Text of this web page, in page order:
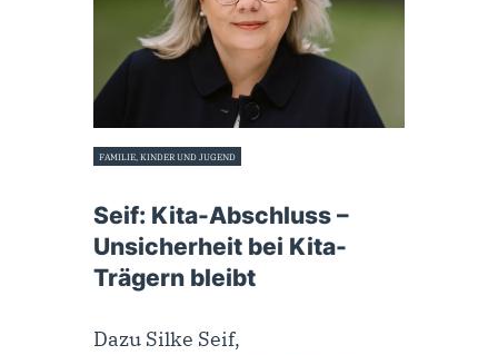
FAMILIE, KINDER UND JUGEND
Seif: Kita-Abschluss –
Unsicherheit bei Kita-
Trägern bleibt
Dazu Silke Seif,